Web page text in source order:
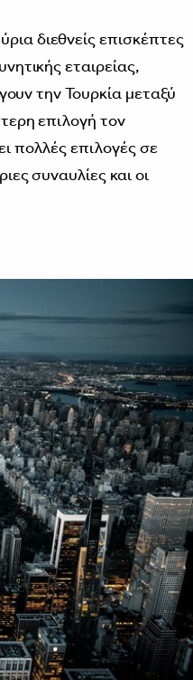
διεθνείς επισκέπτες
εταιρείας,
την Τουρκία μεταξύ
επιλογή τον
πολλές επιλογές σε
συναυλίες και οι